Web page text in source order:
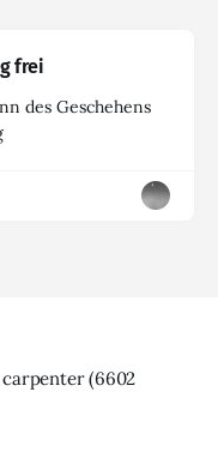
frei
des Geschehens
(6602